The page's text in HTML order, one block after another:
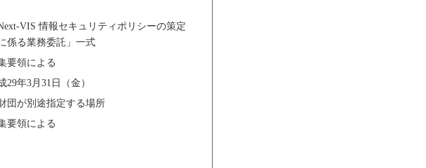
Next-VIS 情報セキュリティポリシーの策定
係る業務委託」一式
要領による
29年3月31日（金）
団が別途指定する場所
要領による